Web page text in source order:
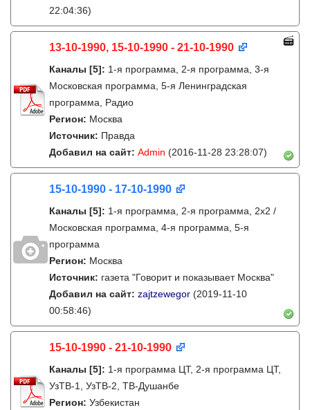
22:04:36)
13-10-1990, 15-10-1990 - 21-10-1990
Каналы [5]: 1-я программа, 2-я программа, 3-я
Московская программа, 5-я Ленинградская
программа, Радио
Регион: Москва
Источник: Правда
Добавил на сайт: Admin (2016-11-28 23:28:07)
15-10-1990 - 17-10-1990
Каналы [5]: 1-я программа, 2-я программа, 2х2 /
Московская программа, 4-я программа, 5-я
программа
Регион: Москва
Источник: газета "Говорит и показывает Москва"
Добавил на сайт: zajtzewegor (2019-11-10
00:58:46)
15-10-1990 - 21-10-1990
Каналы [5]: 1-я программа ЦТ, 2-я программа ЦТ,
УзТВ-1, УзТВ-2, ТВ-Душанбе
Регион: Узбекистан